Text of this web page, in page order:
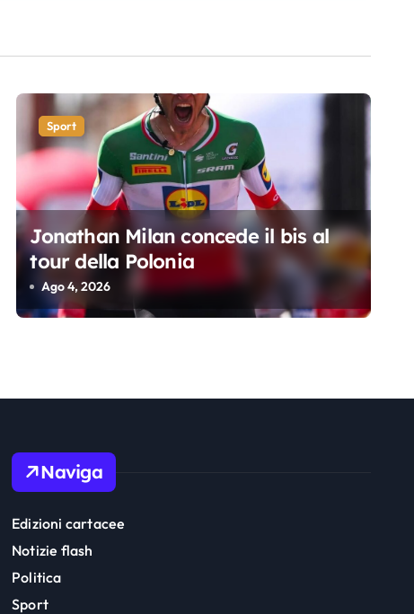
Sport
Jonathan Milan concede il bis al
tour della Polonia
Ago 4, 2026
Naviga
Edizioni cartacee
Notizie flash
Politica
Sport